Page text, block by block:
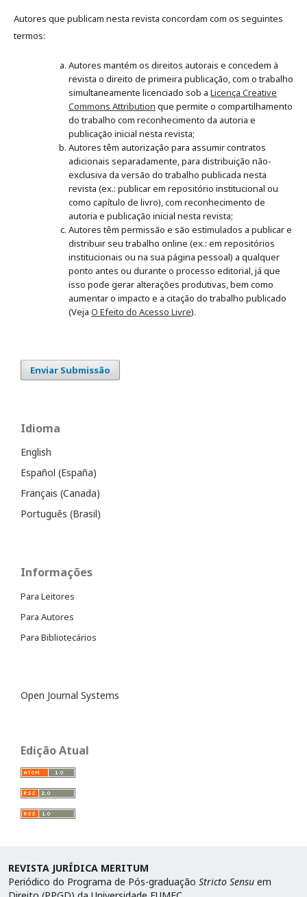
Autores que publicam nesta revista concordam com os seguintes
termos:
Autores mantém os direitos autorais e concedem à
revista o direito de primeira publicação, com o trabalho
simultaneamente licenciado sob a Licença Creative
Commons Attribution que permite o compartilhamento
do trabalho com reconhecimento da autoria e
publicação inicial nesta revista;
Autores têm autorização para assumir contratos
adicionais separadamente, para distribuição não-
exclusiva da versão do trabalho publicada nesta
revista (ex.: publicar em repositório institucional ou
como capítulo de livro), com reconhecimento de
autoria e publicação inicial nesta revista;
Autores têm permissão e são estimulados a publicar e
distribuir seu trabalho online (ex.: em repositórios
institucionais ou na sua página pessoal) a qualquer
ponto antes ou durante o processo editorial, já que
isso pode gerar alterações produtivas, bem como
aumentar o impacto e a citação do trabalho publicado
(Veja O Efeito do Acesso Livre).
Enviar Submissão
Idioma
English
Español (España)
Français (Canada)
Português (Brasil)
Informações
Para Leitores
Para Autores
Para Bibliotecários
Open Journal Systems
Edição Atual
REVISTA JURÍDICA MERITUM
Periódico do Programa de Pós-graduação Stricto Sensu em